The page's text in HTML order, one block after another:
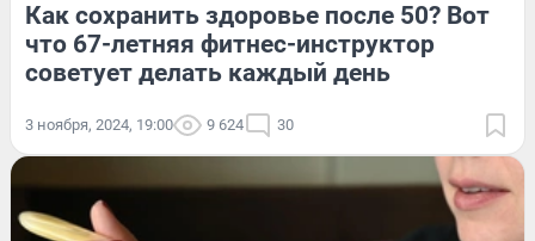
Как сохранить здоровье после 50? Вот
что 67-летняя фитнес-инструктор
советует делать каждый день
3 ноября, 2024, 19:00 9 624 30